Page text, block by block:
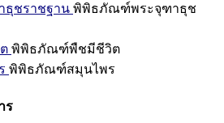
ชราชฐาน พิพิธภัณฑ์พระจุฑาธุช
พิพิธภัณฑ์พืชมีชีวิต
พิพิธภัณฑ์สมุนไพร
ร